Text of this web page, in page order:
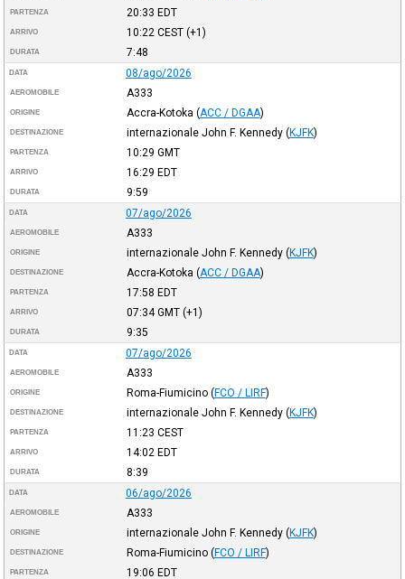
PARTENZA 20:33 EDT
ARRIVO 10:22 CEST(+1)
DURATA 7:48
DATA 08/ago/2026
AEROMOBILE A333
ORIGINE Accra-Kotoka (ACC / DGAA)
DESTINAZIONE internazionale John F. Kennedy (KJFK)
PARTENZA 10:29 GMT
ARRIVO 16:29 EDT
DURATA 9:59
DATA 07/ago/2026
AEROMOBILE A333
ORIGINE internazionale John F. Kennedy (KJFK)
DESTINAZIONE Accra-Kotoka (ACC / DGAA)
PARTENZA 17:58 EDT
ARRIVO 07:34GMT(+1)
DURATA 9:35
DATA 07/ago/2026
AEROMOBILE A333
ORIGINE Roma-Fiumicino (FCO / LIRF)
DESTINAZIONE internazionale John F. Kennedy (KJFK)
PARTENZA 11:23 CEST
ARRIVO 14:02 EDT
DURATA 8:39
DATA 06/ago/2026
AEROMOBILE A333
ORIGINE internazionale John F. Kennedy (KJFK)
DESTINAZIONE Roma-Fiumicino (FCO / LIRF)
PARTENZA 19:06 EDT